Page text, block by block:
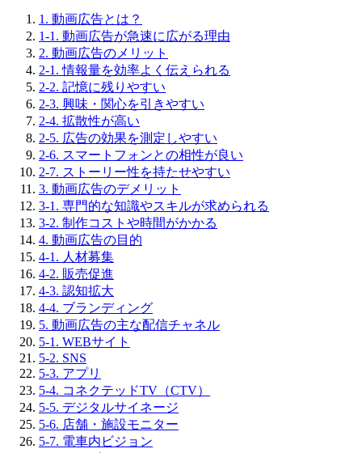
1. 動画広告とは？
1-1. 動画広告が急速に広がる理由
2. 動画広告のメリット
2-1. 情報量を効率よく伝えられる
2-2. 記憶に残りやすい
2-3. 興味・関心を引きやすい
2-4. 拡散性が高い
2-5. 広告の効果を測定しやすい
2-6. スマートフォンとの相性が良い
2-7. ストーリー性を持たせやすい
3. 動画広告のデメリット
3-1. 専門的な知識やスキルが求められる
3-2. 制作コストや時間がかかる
4. 動画広告の目的
4-1. 人材募集
4-2. 販売促進
4-3. 認知拡大
4-4. ブランディング
5. 動画広告の主な配信チャネル
5-1. WEBサイト
5-2. SNS
5-3. アプリ
5-4. コネクテッドTV（CTV）
5-5. デジタルサイネージ
5-6. 店舗・施設モニター
5-7. 電車内ビジョン